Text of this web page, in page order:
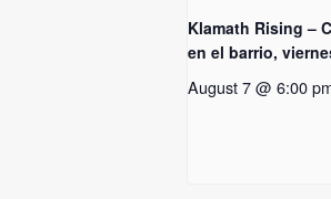
Klamath Rising –
en el barrio,
August 7 @ 6:00